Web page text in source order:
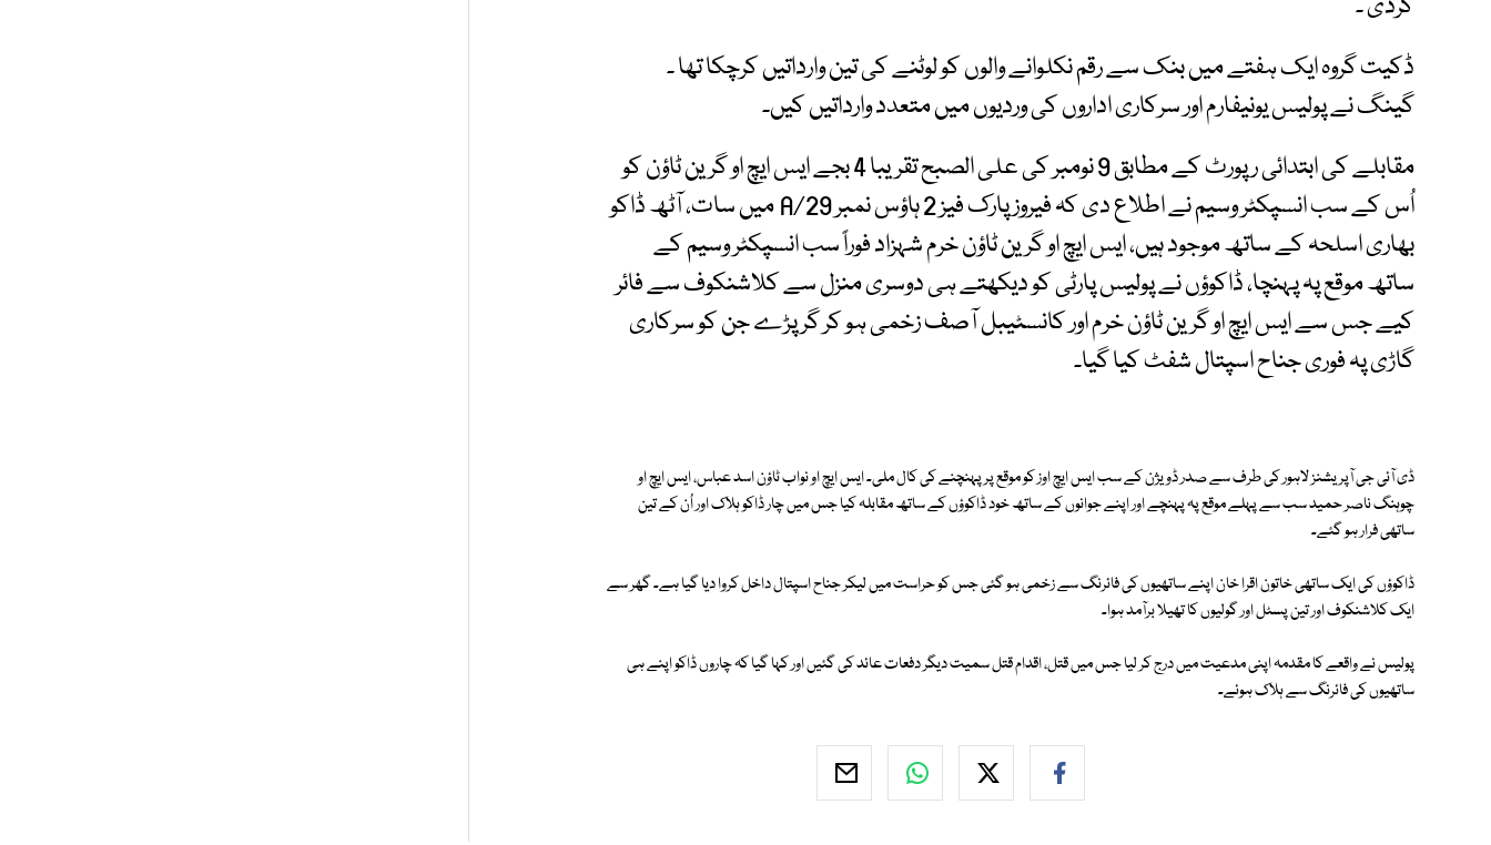
ڈکیت گروہ ایک ہفتے میں بنک سے رقم نکلوانے والوں کو لوٹنے کی تین وارداتیں کرچکا تھا ۔
گینگ نے پولیس یونیفارم اور سرکاری اداروں کی وردیوں میں متعدد وارداتیں کیں۔
مقابلے کی ابتدائی رپورٹ کے مطابق 9 نومبر کی علی الصبح تقریبا 4 بجے ایس ایچ او گرین ٹاؤن کو
اُس کے سب انسپکٹر وسیم نے اطلاع دی کہ فیروز پارک فیز 2 ہاؤس نمبر 29/A میں سات، آٹھ ڈاکو
بھاری اسلحہ کے ساتھ موجود ہیں، ایس ایچ او گرین ٹاؤن خرم شہزاد فوراً سب انسپکٹر وسیم کے
ساتھ موقع پہ پہنچا، ڈاکوؤں نے پولیس پارٹی کو دیکھتے ہی دوسری منزل سے کلاشنکوف سے فائر
کیے جس سے ایس ایچ او گرین ٹاؤن خرم اور کانسٹیبل آصف زخمی ہو کر گر پڑے جن کو سرکاری
گاڑی پہ فوری جناح اسپتال شفٹ کیا گیا۔
ڈی آئی جی آپریشنز لاہور کی طرف سے صدر ڈویژن کے سب ایس ایچ اوز کو موقع پر پہنچنے کی کال ملی۔ ایس ایچ او نواب ٹاؤن اسد عباس، ایس ایچ او
چوہنگ ناصر حمید سب سے پہلے موقع پہ پہنچے اور اپنے جوانوں کے ساتھ خود ڈاکوؤں کے ساتھ مقابلہ کیا جس میں چار ڈاکو ہلاک اور اُن کے تین
ساتھی فرار ہو گئے۔
ڈاکوؤں کی ایک ساتھی خاتون اقرا خان اپنے ساتھیوں کی فائرنگ سے زخمی ہو گئی جس کو حراست میں لیکر جناح اسپتال داخل کروا دیا گیا ہے۔ گھر سے
ایک کلاشنکوف اور تین پسٹل اور گولیوں کا تھیلا برآمد ہوا۔
پولیس نے واقعے کا مقدمہ اپنی مدعیت میں درج کر لیا جس میں قتل، اقدام قتل سمیت دیگر دفعات عائد کی گئیں اور کہا گیا کہ چاروں ڈاکو اپنے ہی
ساتھیوں کی فائرنگ سے ہلاک ہوئے۔